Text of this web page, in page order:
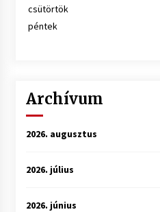
csütörtök
péntek
Archívum
2026. augusztus
2026. július
2026. június